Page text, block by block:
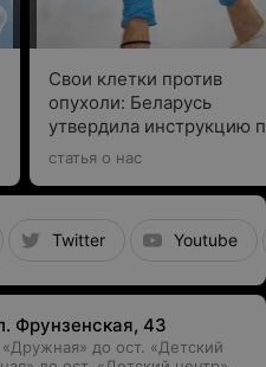
Свои клетки против
опухоли: Беларусь
утвердила инструкцию
CAR T-клеточной
статья о нас
Twitter Youtube
Фрунзенская, 43
до ост. «Детский